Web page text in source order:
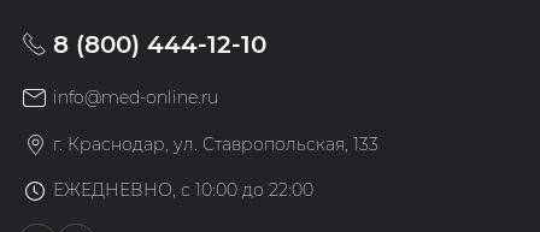
8 (800) 444-12-10
info@med-online.ru
г. Краснодар, ул. Ставропольская, 133
ЕЖЕДНЕВНО, с 10:00 до 22:00